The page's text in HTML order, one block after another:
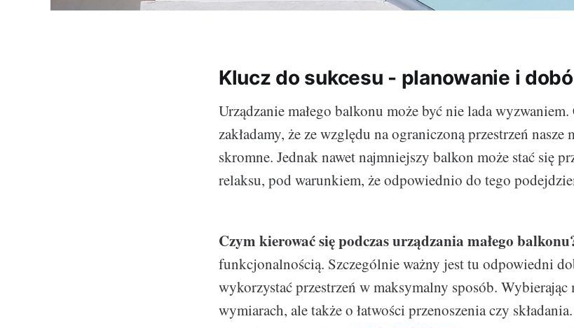
Klucz do sukcesu - planowanie i
Urządzanie małego balkonu może być nie lada
zakładamy, że ze względu na ograniczoną przestrzeń nasze
skromne. Jednak nawet najmniejszy balkon może stać się
relaksu, pod warunkiem, że odpowiednio do tego
Czym kierować się podczas urządzania małego
funkcjonalnością. Szczególnie ważny jest tu odpowiedni
wykorzystać przestrzeń w maksymalny sposób.
wymiarach, ale także o łatwości przenoszenia czy